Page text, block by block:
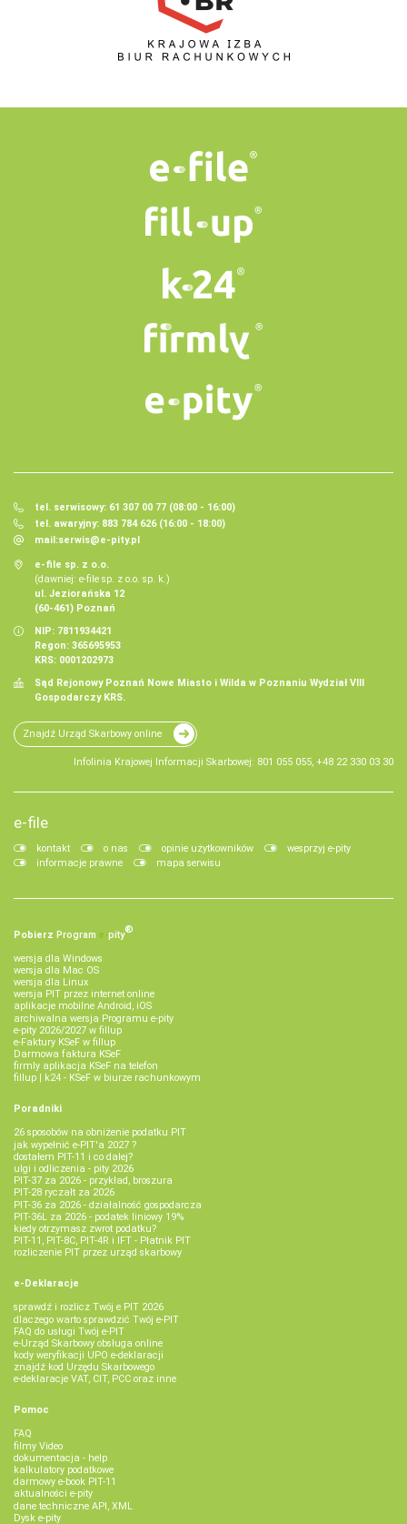
tel. serwisowy: 61 307 00 77 (08:00 - 16:00)
tel. awaryjny: 883 784 626 (16:00 - 18:00)
mail:serwis@e-pity.pl
e-file sp. z o.o.
(dawniej: e-file sp. z o.o. sp. k.)
ul. Jeziorańska 12
(60-461) Poznań
NIP: 7811934421
Regon: 365695953
KRS: 0001202973
Sąd Rejonowy Poznań Nowe Miasto i Wilda w Poznaniu Wydział VIII
Gospodarczy KRS.
Znajdź Urząd Skarbowy online
Infolinia Krajowej Informacji Skarbowej: 801 055 055, +48 22 330 03 30
e-file
kontakt o nas opinie użytkowników
wesprzyj e-pity
informacje prawne
mapa serwisu
Pobierz Program e‑pity®
wersja dla Windows
wersja dla Mac OS
wersja dla Linux
wersja PIT przez internet online
aplikacje mobilne Android, iOS
archiwalna wersja Programu e-pity
e-pity 2026/2027 w fillup
e‑Faktury KSeF w fillup
Darmowa faktura KSeF
firmly aplikacja KSeF na telefon
fillup | k24 - KSeF w biurze rachunkowym
Poradniki
26 sposobów na obniżenie podatku PIT
jak wypełnić e-PIT'a 2027 ?
dostałem PIT-11 i co dalej?
ulgi i odliczenia - pity 2026
PIT-37 za 2026 - przykład, broszura
PIT-28 ryczałt za 2026
PIT-36 za 2026 - działalność gospodarcza
PIT-36L za 2026 - podatek liniowy 19%
kiedy otrzymasz zwrot podatku?
PIT-11, PIT-8C, PIT-4R i IFT - Płatnik PIT
rozliczenie PIT przez urząd skarbowy
e-Deklaracje
sprawdź i rozlicz Twój e PIT 2026
dlaczego warto sprawdzić Twój e-PIT
FAQ do usługi Twój e-PIT
e-Urząd Skarbowy obsługa online
kody weryfikacji UPO e-deklaracji
znajdź kod Urzędu Skarbowego
e-deklaracje VAT, CIT, PCC oraz inne
Pomoc
FAQ
filmy Video
dokumentacja - help
kalkulatory podatkowe
darmowy e-book PIT-11
aktualności e-pity
dane techniczne API, XML
Dysk e-pity